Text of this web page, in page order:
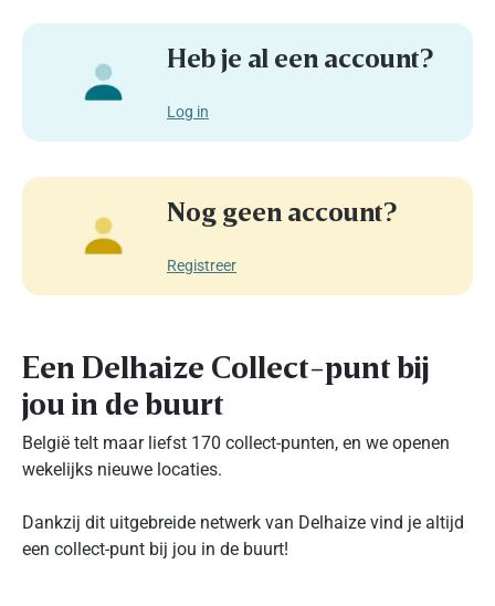
Heb je al een account?
Log in
Nog geen account?
Registreer
Een Delhaize Collect-punt bij
jou in de buurt
België telt maar liefst 170 collect-punten, en we openen
wekelijks nieuwe locaties.
Dankzij dit uitgebreide netwerk van Delhaize vind je altijd
een collect-punt bij jou in de buurt!